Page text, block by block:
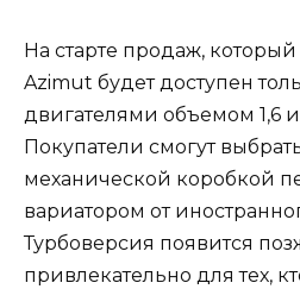
На старте продаж,
Azimut будет доступен
двигателями объемом 1,6 и
Покупатели смогут
механической коробкой
вариатором от
Турбоверсия появится
привлекательно для тех,